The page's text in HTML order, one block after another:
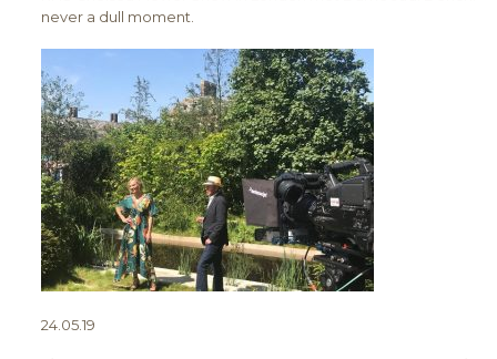
never a dull moment.
24.05.19